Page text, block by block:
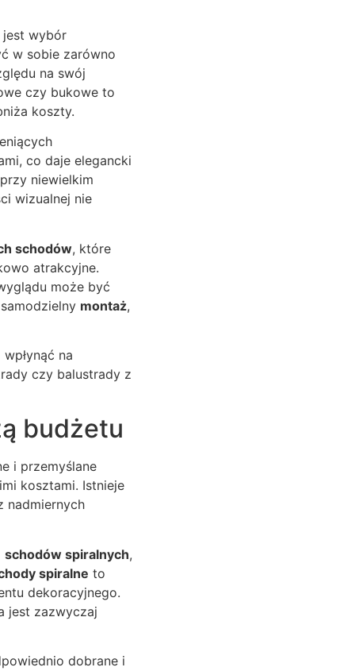
jest wybór
w sobie zarówno
na swój
czy bukowe to
koszty.
co daje elegancki
niewielkim
wizualnej nie
schodów, które
atrakcyjne.
może być
montaż,
na
czy balustrady z
budżetu
i przemyślane
kosztami. Istnieje
nadmiernych
schodów spiralnych,
spiralne to
dekoracyjnego.
jest zazwyczaj
dobrane i